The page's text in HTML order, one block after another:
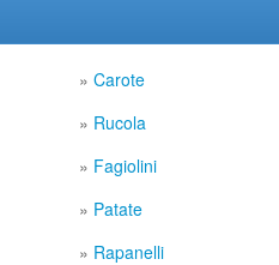
» Carote
» Rucola
» Fagiolini
» Patate
» Rapanelli